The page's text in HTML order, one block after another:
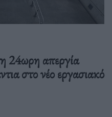
24ωρη απεργία
στο νέο εργασιακό